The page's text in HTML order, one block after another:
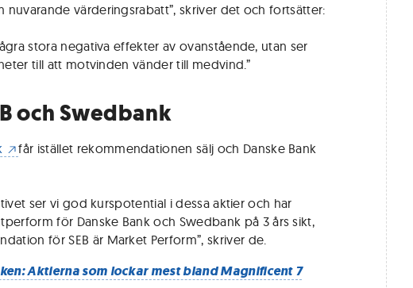
nuvarande värderingsrabatt”, skriver det och fortsätter:
stora negativa effekter av ovanstående, utan ser
till att motvinden vänder till medvind.”
och Swedbank
får istället rekommendationen sälj och Danske Bank
ser vi god kurspotential i dessa aktier och har
för Danske Bank och Swedbank på 3 års sikt,
för SEB är Market Perform”, skriver de.
Aktierna som lockar mest bland Magnificent 7